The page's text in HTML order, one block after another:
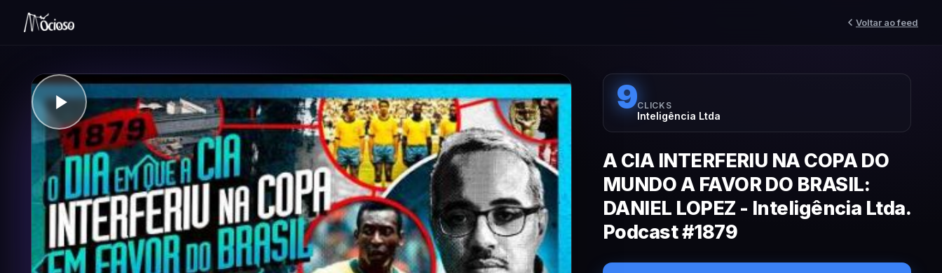
Voltar ao feed
9CLICKS
Inteligência Ltda
A CIA INTERFERIU NA COPA DO
MUNDO A FAVOR DO BRASIL:
DANIEL LOPEZ - Inteligência Ltda.
Podcast #1879